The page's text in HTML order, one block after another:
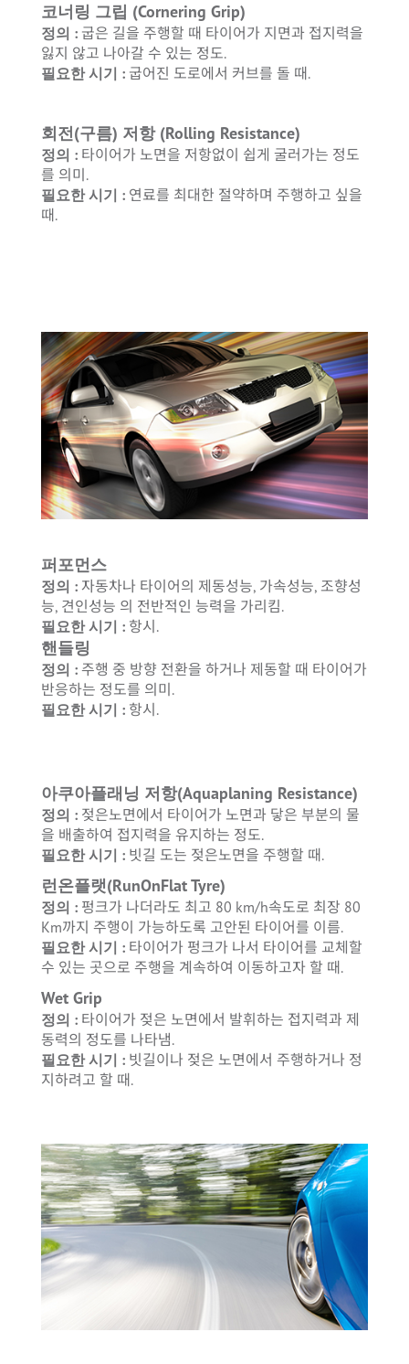
코너링 그립 (Cornering Grip)
정의 : 굽은 길을 주행할 때 타이어가 지면과 접지력을
잃지 않고 나아갈 수 있는 정도.
필요한 시기 : 굽어진 도로에서 커브를 돌 때.
회전(구름) 저항 (Rolling Resistance)
정의 : 타이어가 노면을 저항없이 쉽게 굴러가는 정도
를 의미.
필요한 시기 : 연료를 최대한 절약하며 주행하고 싶을
때.
퍼포먼스
정의 : 자동차나 타이어의 제동성능, 가속성능, 조향성
능, 견인성능 의 전반적인 능력을 가리킴.
필요한 시기 : 항시.
핸들링
정의 : 주행 중 방향 전환을 하거나 제동할 때 타이어가
반응하는 정도를 의미.
필요한 시기 : 항시.
아쿠아플래닝 저항(Aquaplaning Resistance)
정의 : 젖은노면에서 타이어가 노면과 닿은 부분의 물
을 배출하여 접지력을 유지하는 정도.
필요한 시기 : 빗길 도는 젖은노면을 주행할 때.
런온플랫(RunOnFlat Tyre)
정의 : 펑크가 나더라도 최고 80 km/h속도로 최장 80
Km까지 주행이 가능하도록 고안된 타이어를 이름.
필요한 시기 : 타이어가 펑크가 나서 타이어를 교체할
수 있는 곳으로 주행을 계속하여 이동하고자 할 때.
Wet Grip
정의 : 타이어가 젖은 노면에서 발휘하는 접지력과 제
동력의 정도를 나타냄.
필요한 시기 : 빗길이나 젖은 노면에서 주행하거나 정
지하려고 할 때.